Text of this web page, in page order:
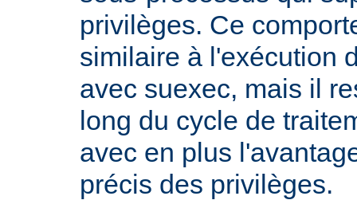
privilèges. Ce
similaire à l'exécution
avec suexec, mais il
long du cycle de
avec en plus
précis des privilèges.